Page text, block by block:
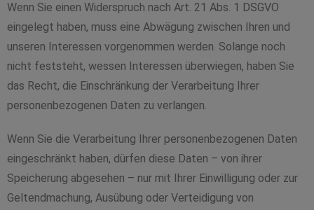
Wenn Sie einen Widerspruch nach Art. 21 Abs. 1 DSGVO
eingelegt haben, muss eine Abwägung zwischen Ihren und
unseren Interessen vorgenommen werden. Solange noch
nicht feststeht, wessen Interessen überwiegen, haben Sie
das Recht, die Einschränkung der Verarbeitung Ihrer
personenbezogenen Daten zu verlangen.
Wenn Sie die Verarbeitung Ihrer personenbezogenen Daten
eingeschränkt haben, dürfen diese Daten – von ihrer
Speicherung abgesehen – nur mit Ihrer Einwilligung oder zur
Geltendmachung, Ausübung oder Verteidigung von